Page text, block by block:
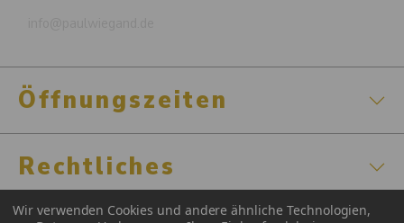
Öffnungszeiten
Rechtliches
Wir verwenden Cookies und andere ähnliche Technologien,